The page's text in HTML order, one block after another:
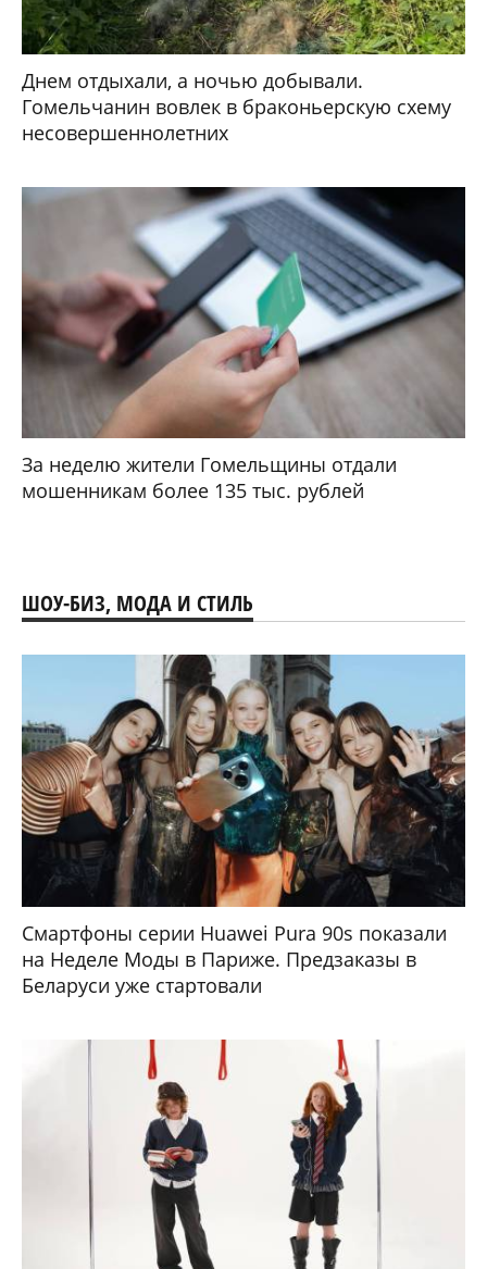
Днем отдыхали, а ночью добывали.
Гомельчанин вовлек в браконьерскую схему
несовершеннолетних
За неделю жители Гомельщины отдали
мошенникам более 135 тыс. рублей
ШОУ-БИЗ, МОДА И СТИЛЬ
Смартфоны серии Huawei Pura 90s показали
на Неделе Моды в Париже. Предзаказы в
Беларуси уже стартовали